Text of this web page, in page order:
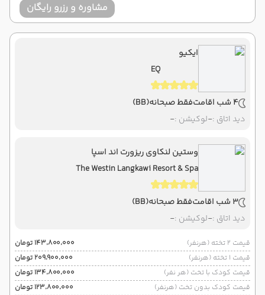
مشاوره و رزرو رایگان
ایکیو
EQ
4 شب اقامت فقط صبحانه(BB)
دید اتاق :-لوکیشن :-
وستین لنکاوی ریزورت اند اسپا
The Westin Langkawi Resort & Spa
3 شب اقامت فقط صبحانه(BB)
دید اتاق :-لوکیشن :-
قیمت 2 تخته (هرنفر)
۱۴۳٬۸۰۰٬۰۰۰ تومان
قیمت 1 تخته (هرنفر)
۲۰۹٬۹۰۰٬۰۰۰ تومان
قیمت کودک با تخت (هر نفر)
۱۳۴٬۸۰۰٬۰۰۰ تومان
قیمت کودک بدون تخت (هرنفر)
۱۲۳٬۸۰۰٬۰۰۰ تومان